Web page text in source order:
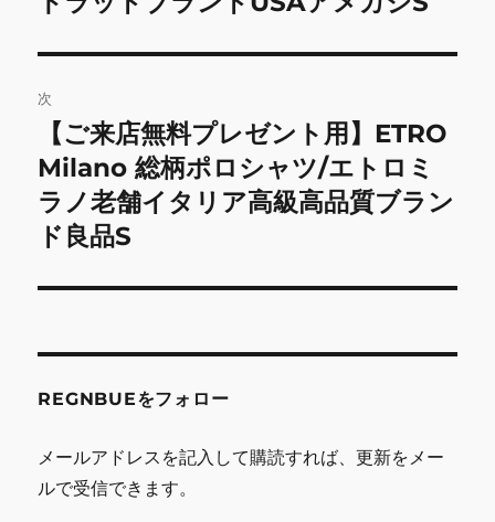
ビ
ゲ
ー
シ
ョ
ン
次
の
投
稿:
【ご来店無料プレゼント用】ETRO
Milano 総柄ポロシャツ/エトロミ
ラノ老舗イタリア高級高品質ブラン
ド良品S
REGNBUEをフォロー
メールアドレスを記入して購読すれば、更新をメー
ルで受信できます。